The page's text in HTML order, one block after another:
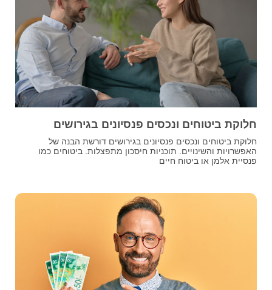
חלוקת ביטוחים ונכסים פנסיונים בגירושים
חלוקת ביטוחים ונכסים פנסיונים בגירושים דורשת הבנה של
האפשרויות והשינויים. תוכניות חיסכון מתפצלות. ביטוחים כמו
פנסיית אלמן או ביטוח חיים